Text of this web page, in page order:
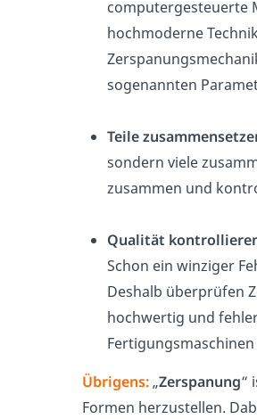
computergesteuerte
hochmoderne
sogenannten
Teile
sondern viele
zusammen und
Qualität
Schon ein winziger
Deshalb überprüfen
hochwertig und
Übrigens:„Zerspanung“
Formen herzustellen.